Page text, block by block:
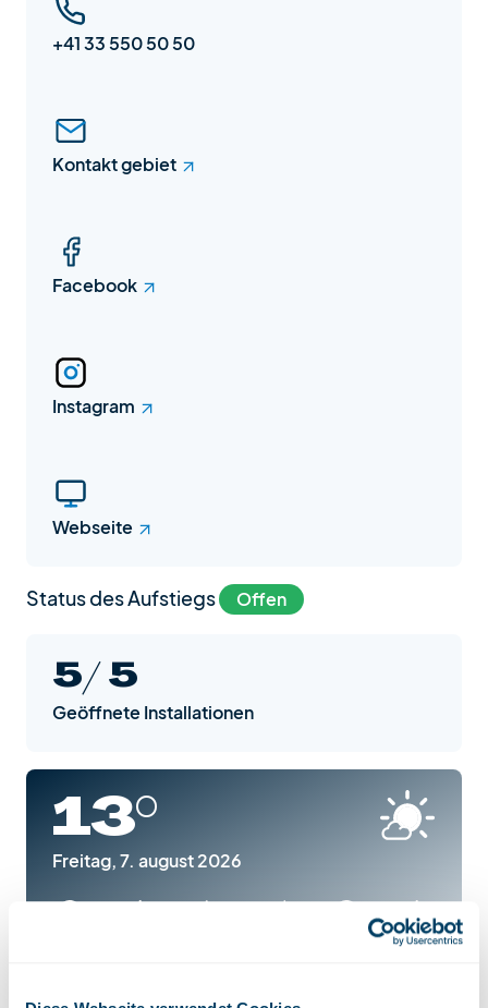
+41 33 550 50 50
Kontakt gebiet
Facebook
Instagram
Webseite
Status des Aufstiegs Offen
5/ 5
Geöffnete Installationen
13°
Freitag, 7. august 2026